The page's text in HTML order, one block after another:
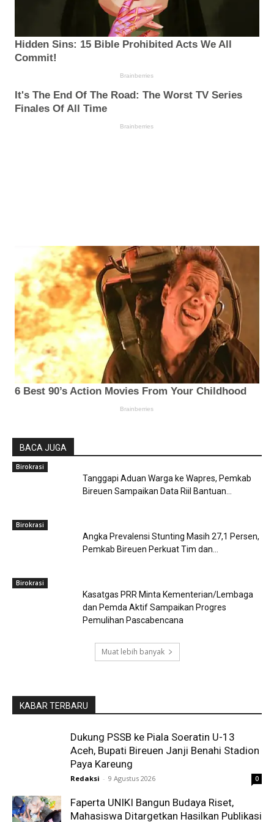
BACA JUGA
Birokrasi
Tanggapi Aduan Warga ke Wapres, Pemkab
Bireuen Sampaikan Data Riil Bantuan...
Birokrasi
Angka Prevalensi Stunting Masih 27,1 Persen,
Pemkab Bireuen Perkuat Tim dan...
Birokrasi
Kasatgas PRR Minta Kementerian/Lembaga
dan Pemda Aktif Sampaikan Progres
Pemulihan Pascabencana
Muat lebih banyak
KABAR TERBARU
Dukung PSSB ke Piala Soeratin U-13
Aceh, Bupati Bireuen Janji Benahi Stadion
Paya Kareung
Redaksi - 9 Agustus 2026 0
Faperta UNIKI Bangun Budaya Riset,
Mahasiswa Ditargetkan Hasilkan Publikasi